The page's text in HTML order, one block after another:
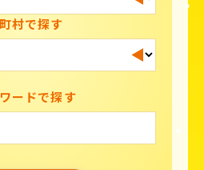
村で探す
ードで探す